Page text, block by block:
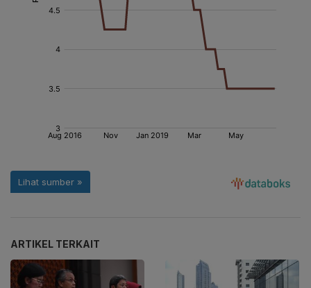
ARTIKEL TERKAIT